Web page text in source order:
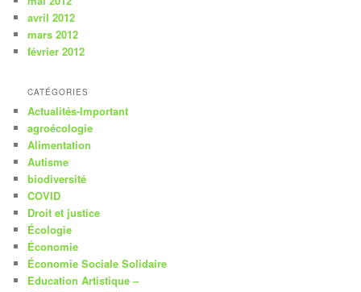
avril 2012
mars 2012
février 2012
CATÉGORIES
Actualités-Important
agroécologie
Alimentation
Autisme
biodiversité
COVID
Droit et justice
Écologie
Économie
Économie Sociale Solidaire
Education Artistique –